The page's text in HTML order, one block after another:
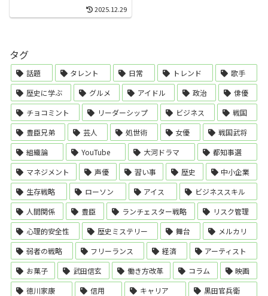
2025.12.29
タグ
話題 タレント 日常 トレンド
歌手
歴史に学ぶ
グルメ アイドル 政治
俳優
チョコミント
リーダーシップ ビジネス
戦国
豊臣兄弟
芸人 処世術 女優
戦国武将
組織論
YouTube 大河ドラマ
都知事選
マネジメント
声優 習い事 歴史
中小企業
生存戦略
ローソン アイス
ビジネススキル
人間関係
豊臣 ランチェスター戦略
リスク管理
心理的安全性
歴史ミステリー 舞台
メルカリ
弱者の戦略
フリーランス 経済
アーティスト
お菓子
武田信玄 働き方改革 コラム
映画
徳川家康
信用 キャリア 黒田官兵衛